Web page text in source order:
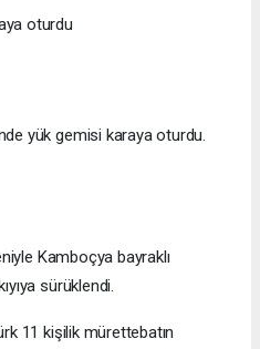
oturdu
yük gemisi karaya oturdu.
Kamboçya bayraklı
sürüklendi.
11 kişilik mürettebatın